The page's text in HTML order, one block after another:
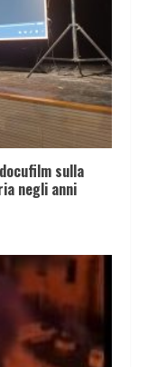
sulla
negli anni